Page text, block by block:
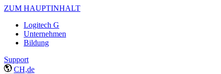
ZUM HAUPTINHALT
Logitech G
Unternehmen
Bildung
Support
CH,de